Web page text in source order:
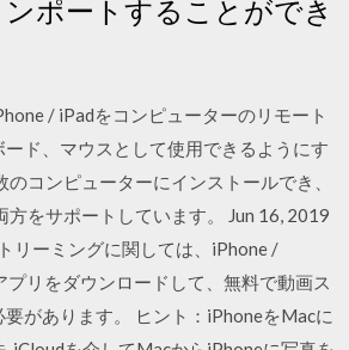
ポートすることができ
/ iPadをコンピューターのリモート
ド、マウスとして使用できるようにす
のコンピューターにインストールでき、
方をサポートしています。 Jun 16, 2019
リーミングに関しては、iPhone /
リをダウンロードして、無料で動画ス
要があります。 ヒント：iPhoneをMacに